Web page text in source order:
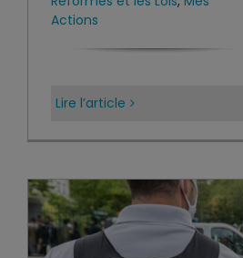
Actions
Lire l’article